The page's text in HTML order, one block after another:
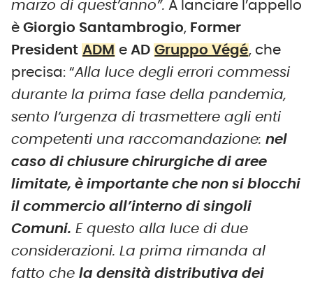
marzo di quest’anno”. A lanciare l’appello
è Giorgio Santambrogio, Former
President ADM eAD Gruppo Végé, che
precisa: “Alla luce degli errori commessi
durante la prima fase della pandemia,
sento l’urgenza di trasmettere agli enti
competenti una raccomandazione: nel
caso di chiusure chirurgiche di aree
limitate, è importante che non si blocchi
il commercio all’interno di singoli
Comuni. E questo alla luce di due
considerazioni. La prima rimanda al
fatto che la densità distributiva dei